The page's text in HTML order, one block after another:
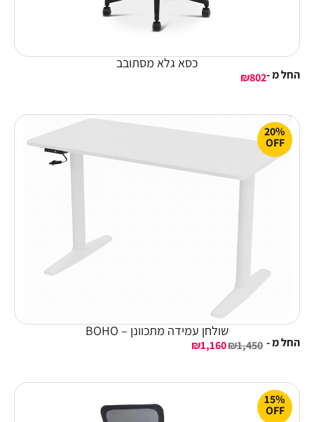
כסא גלא מסתובב
החל מ - ₪802
20%
OFF
שולחן עמידה מתכוונן – BOHO
החל מ - ₪1,450
₪1,160
15%
OFF